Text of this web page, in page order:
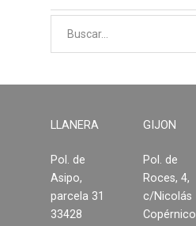
Armarios empotrados
Formica
Outlet
Servicios
Aplicaciones
LLANERA
Pol. de
Asipo,
parcela 31
33428
GIJON
Pol. de
Roces, 4,
c/Nicolás
Copérnico